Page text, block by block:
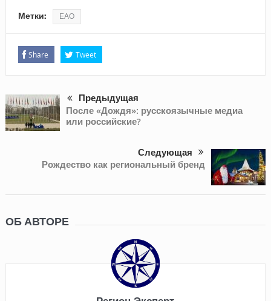
Метки: ЕАО
Share Tweet
Предыдущая
После «Дождя»: русскоязычные медиа
или российские?
Следующая
Рождество как региональный бренд
ОБ АВТОРЕ